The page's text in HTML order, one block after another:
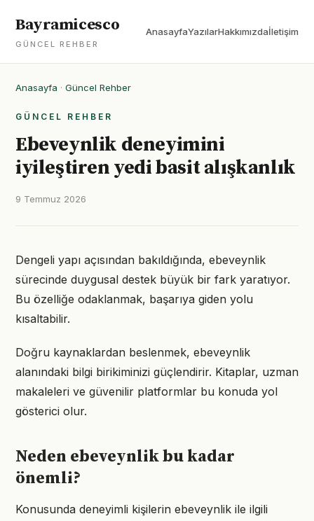
Bayramicesco
GÜNCEL REHBER
AnasayfaYazılarHakkımızdaİletişim
Anasayfa · Güncel Rehber
GÜNCEL REHBER
Ebeveynlik deneyimini
iyileştiren yedi basit alışkanlık
9 Temmuz 2026
Dengeli yapı açısından bakıldığında, ebeveynlik
sürecinde duygusal destek büyük bir fark yaratıyor.
Bu özelliğe odaklanmak, başarıya giden yolu
kısaltabilir.
Doğru kaynaklardan beslenmek, ebeveynlik
alanındaki bilgi birikiminizi güçlendirir. Kitaplar, uzman
makaleleri ve güvenilir platformlar bu konuda yol
gösterici olur.
Neden ebeveynlik bu kadar
önemli?
Konusunda deneyimli kişilerin ebeveynlik ile ilgili